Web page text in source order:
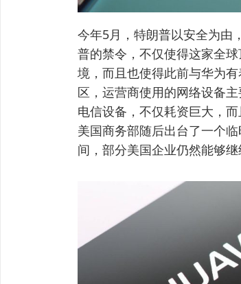
今年5月，特朗普以安全为由
普的禁令，不仅使得这家全
境，而且也使得此前与华为
区，运营商使用的网络设备
电信设备，不仅耗资巨大，
美国商务部随后出台了一个
间，部分美国企业仍然能够继